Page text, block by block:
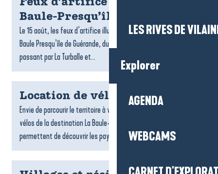
LES RIVES DE
Explorer
AGENDA
WEBCAMS
Feux d’artifice du 15 août à La
Baule-Presqu’île de Guérande
Le 15 août, les feux d’artifice illuminent les soirées d’été à La
Baule Presqu’île de Guérande, du Croisic jusqu’à Pénestin en
passant par La Turballe et...
Location de vélos
Envie de parcourir le territoire à votre rythme ? Les loueurs de
vélos de la destination La Baule-Presqu’île de Guérande vous
permettent de découvrir les paysages, les villages...